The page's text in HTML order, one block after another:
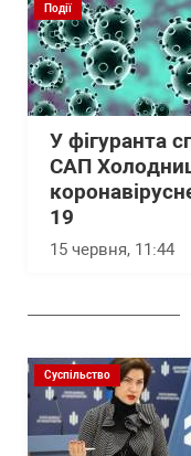
Події
У фігуранта
САП
19
15 червня, 11:44
Суспільство